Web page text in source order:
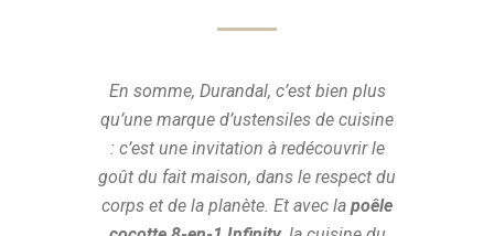
En somme, Durandal, c’est bien plus
qu’une marque d’ustensiles de cuisine
: c’est une invitation à redécouvrir le
goût du fait maison, dans le respect du
corps et de la planète. Et avec la poêle